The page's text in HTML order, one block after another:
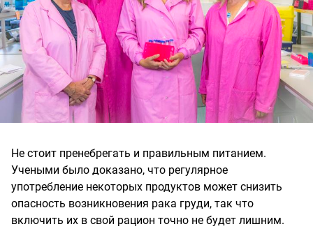
Не стоит пренебрегать и правильным питанием.
Учеными было доказано, что регулярное
употребление некоторых продуктов может снизить
опасность возникновения рака груди, так что
включить их в свой рацион точно не будет лишним.